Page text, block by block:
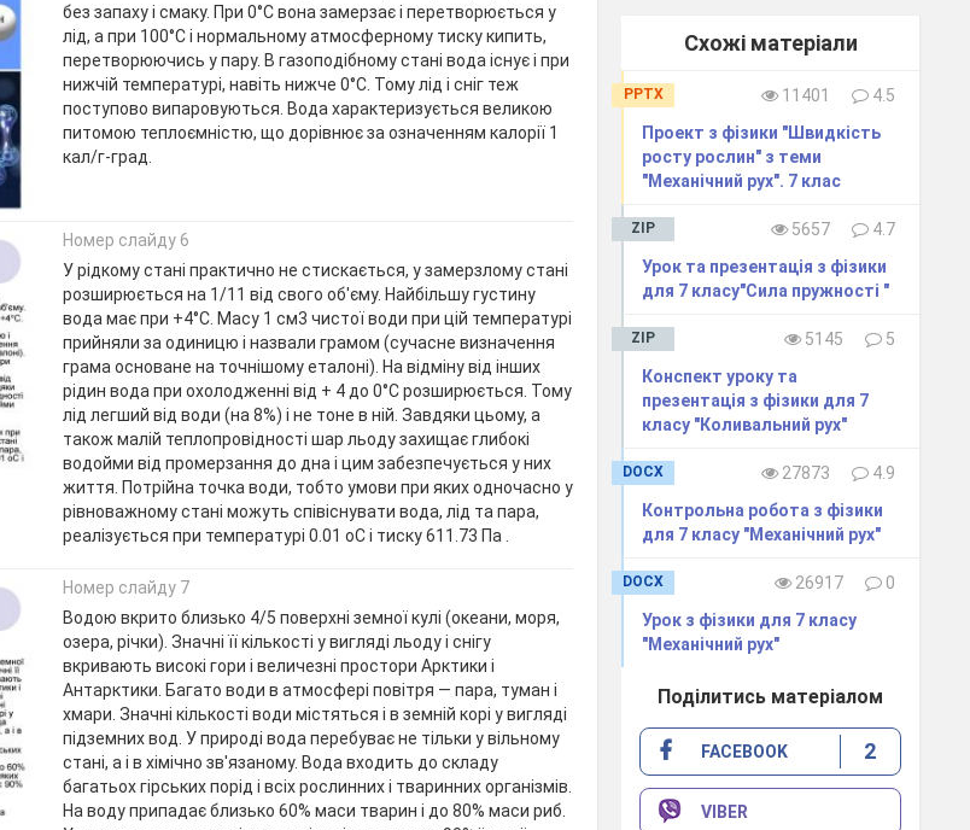
без запаху і смаку. При 0°С вона замерзає і перетворюється у
лід, а при 100°С і нормальному атмосферному тиску кипить,
перетворюючись у пару. В газоподібному стані вода існує і при
нижчій температурі, навіть нижче 0°С. Тому лід і сніг теж
поступово випаровуються. Вода характеризується великою
питомою теплоємністю, що дорівнює за означенням калорії 1
кал/г-град.
Номер слайду 6
У рідкому стані практично не стискається, у замерзлому стані
розширюється на 1/11 від свого об'єму. Найбільшу густину
вода має при +4°С. Масу 1 см3 чистої води при цій температурі
прийняли за одиницю і назвали грамом (сучасне визначення
грама основане на точнішому еталоні). На відміну від інших
рідин вода при охолодженні від + 4 до 0°С розширюється. Тому
лід легший від води (на 8%) і не тоне в ній. Завдяки цьому, а
також малій теплопровідності шар льоду захищає глибокі
водойми від промерзання до дна і цим забезпечується у них
життя. Потрійна точка води, тобто умови при яких одночасно у
рівноважному стані можуть співіснувати вода, лід та пара,
реалізується при температурі 0.01 oC і тиску 611.73 Па .
Номер слайду 7
Водою вкрито близько 4/5 поверхні земної кулі (океани, моря,
озера, річки). Значні її кількості у вигляді льоду і снігу
вкривають високі гори і величезні простори Арктики і
Антарктики. Багато води в атмосфері повітря — пара, туман і
хмари. Значні кількості води містяться і в земній корі у вигляді
підземних вод. У природі вода перебуває не тільки у вільному
стані, а і в хімічно зв'язаному. Вода входить до складу
багатьох гірських порід і всіх рослинних і тваринних організмів.
На воду припадає близько 60% маси тварин і до 80% маси риб.
Схожі матеріали
PPTX 11401
4.5
Проект з фізики "Швидкість
росту рослин" з теми
"Механічний рух". 7 клас
ZIP 5657
4.7
Урок та презентація з фізики
для 7 класу"Сила пружності "
ZIP 5145
5
Конспект уроку та
презентація з фізики для 7
класу "Коливальний рух"
DOCX 27873
4.9
Контрольна робота з фізики
для 7 класу "Механічний рух"
DOCX 26917
0
Урок з фізики для 7 класу
"Механічний рух"
Поділитись матеріалом
FACEBOOK 2
VIBER